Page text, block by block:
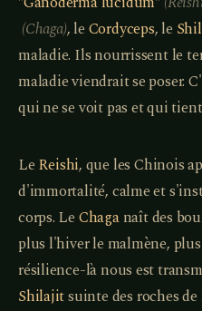
(Chaga), le Cordyceps, le
maladie. Ils nourrissent le
maladie viendrait se poser.
qui ne se voit pas et qui
Le Reishi, que les Chinois
d'immortalité, calme et
corps. Le Chaganaît des
plus l'hiver le malmène,
résilience-là nous est
Shilajitsuinte des roches